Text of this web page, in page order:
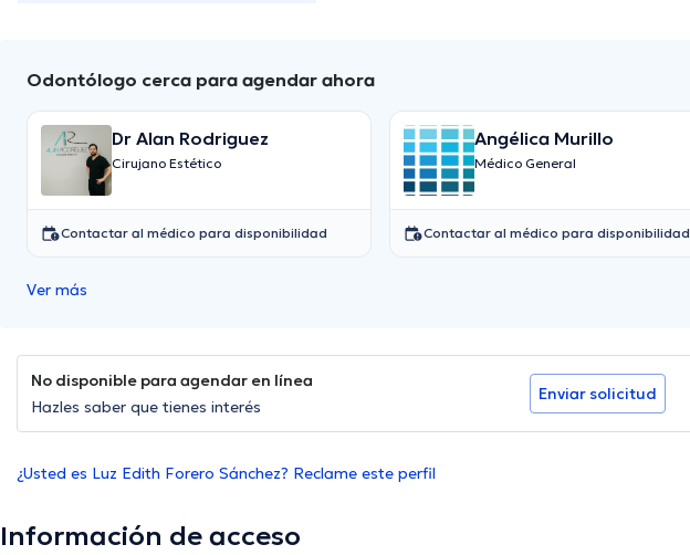
Odontólogo cerca para agendar ahora
Dr Alan Rodriguez
Cirujano Estético
Contactar al médico para disponibilidad
Angélica Murillo
Médico General
Contactar al médico para disponibilidad
Ver más
No disponible para agendar en línea
Hazles saber que tienes interés
Enviar solicitud
¿Usted es Luz Edith Forero Sánchez? Reclame este perfil
Información de acceso